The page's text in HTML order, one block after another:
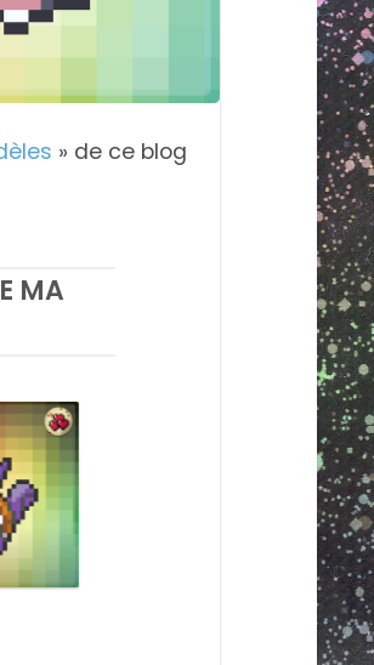
» de ce blog
MA
025 – PIKACHU –